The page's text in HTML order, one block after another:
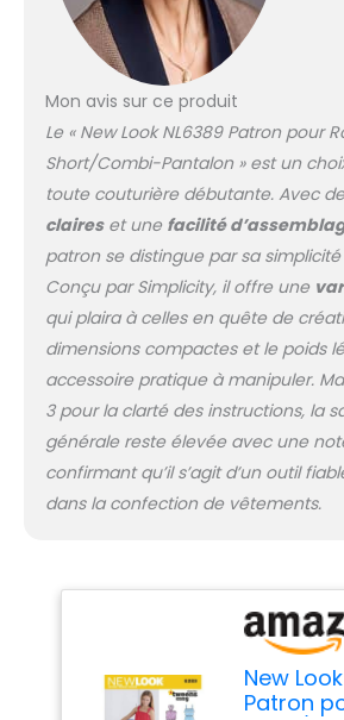
Mon avis sur ce produit
Le « New Look NL6389 Patron pour
Short/Combi-Pantalon » est un
toute couturière débutante. Avec
claireset une facilité
patron se distingue par sa simplicité
Conçu par Simplicity, il offre une
qui plaira à celles en quête de
dimensions compactes et le poids
accessoire pratique à manipuler.
3 pour la clarté des instructions, la
générale reste élevée avec une
confirmant qu’il s’agit d’un outil
dans la confection de vêtements.
New
Patron